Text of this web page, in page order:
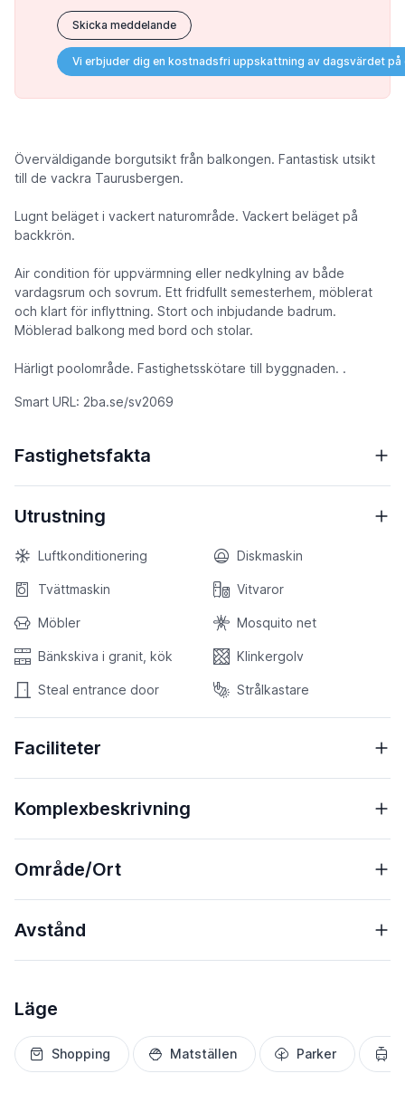
Skicka meddelande
Vi erbjuder dig en kostnadsfri uppskattning av dagsvärdet
Överväldigande borgutsikt från balkongen. Fantastisk utsikt
till de vackra Taurusbergen.
Lugnt beläget i vackert naturområde. Vackert beläget på
backkrön.
Air condition för uppvärmning eller nedkylning av både
vardagsrum och sovrum. Ett fridfullt semesterhem, möblerat
och klart för inflyttning. Stort och inbjudande badrum.
Möblerad balkong med bord och stolar.
Härligt poolområde. Fastighetsskötare till byggnaden. .
Smart URL: 2ba.se/sv2069
Fastighetsfakta
Utrustning
Luftkonditionering Diskmaskin
Tvättmaskin Vitvaror
Möbler Mosquito net
Bänkskiva i granit, kök Klinkergolv
Steal entrance door Strålkastare
Faciliteter
Komplexbeskrivning
Område/Ort
Avstånd
Läge
Shopping Matställen Parker